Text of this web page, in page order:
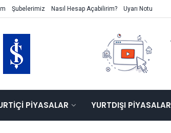
Şubelerimiz Nasıl Hesap Açabilirim? Uyarı Notu
PIYASALAR YURTDIŞI PIYASALAR